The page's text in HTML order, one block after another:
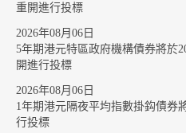
重開進行投標
2026年08月06日
5年期港元特區政府機構債券將於
開進行投標
2026年08月06日
1年期港元隔夜平均指數掛鈎債券
行投標